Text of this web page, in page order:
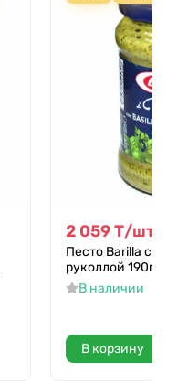
2 059Т/шт.
Песто Barilla с
руколлой 190гр
В наличии
В корзину